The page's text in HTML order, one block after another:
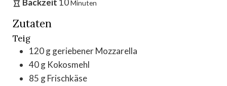
Backzeit 10Minuten
Zutaten
Teig
120ggeriebener Mozzarella
40g Kokosmehl
85 gFrischkäse